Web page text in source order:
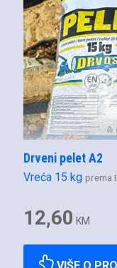
Drveni pelet A2
Vreća 15 kg prema
12,60 KM